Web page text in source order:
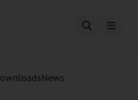
Open
News